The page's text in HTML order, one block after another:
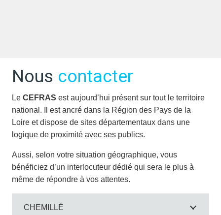
Nous contacter
Le CEFRAS est aujourd’hui présent sur tout le territoire
national. Il est ancré dans la Région des Pays de la
Loire et dispose de sites départementaux dans une
logique de proximité avec ses publics.
Aussi, selon votre situation géographique, vous
bénéficiez d’un interlocuteur dédié qui sera le plus à
même de répondre à vos attentes.
CHEMILLÉ